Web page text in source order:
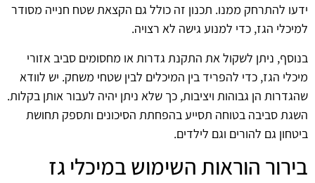
ידעו להתרחק ממנו. תכנון זה כולל גם הקצאת שטח חנייה מסודר
למיכלי הגז, כדי למנוע גישה לא רצויה.
בנוסף, ניתן לשקול את התקנת גדרות או מחסומים סביב אזורי
מיכלי הגז, כדי להפריד בין המיכלים לבין שטחי משחק. יש לוודא
שהגדרות הן גבוהות ויציבות, כך שלא ניתן יהיה לעבור אותן בקלות.
השגת סביבה בטוחה תסייע בהפחתת הסיכונים ותספק תחושת
ביטחון גם להורים וגם לילדים.
בירור הוראות השימוש במיכלי גז